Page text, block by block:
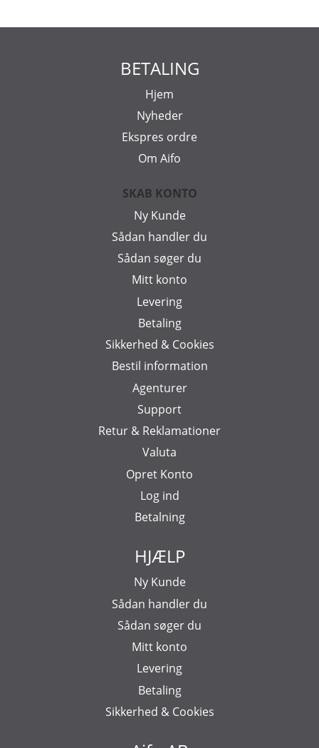
BETALING
Hjem
Nyheder
Ekspres ordre
Om Aifo
SKAB KONTO
Ny Kunde
Sådan handler du
Sådan søger du
Mitt konto
Levering
Betaling
Sikkerhed & Cookies
Bestil information
Agenturer
Support
Retur & Reklamationer
Valuta
Opret Konto
Log ind
Betalning
HJÆLP
Ny Kunde
Sådan handler du
Sådan søger du
Mitt konto
Levering
Betaling
Sikkerhed & Cookies